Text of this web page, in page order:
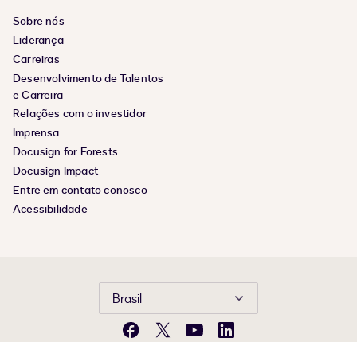
Sobre nós
Liderança
Carreiras
Desenvolvimento de Talentos
e Carreira
Relações com o investidor
Imprensa
Docusign for Forests
Docusign Impact
Entre em contato conosco
Acessibilidade
Brasil
Facebook
X YouTubeLinkedIn